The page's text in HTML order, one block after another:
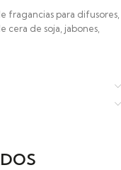
fragancias para difusores,
cera de soja, jabones,